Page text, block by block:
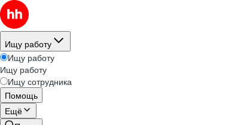
Ищу работу
Ищу работу
Ищу работу
Ищу сотрудника
Помощь
Ещё